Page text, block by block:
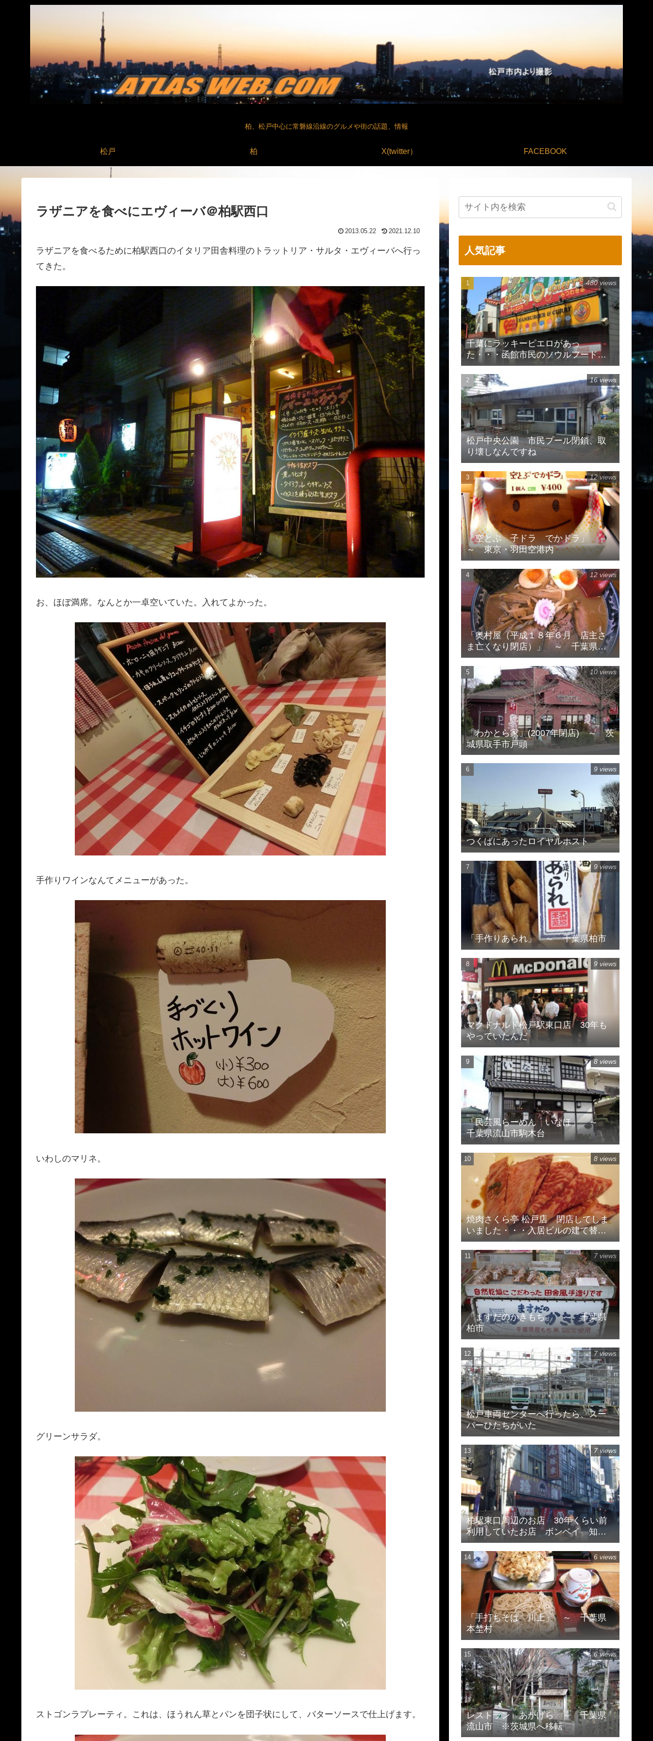
柏、松戸中心に常磐線沿線のグルメや街の話題、情報
松戸 柏 X(twitter） FACEBOOK
ラザニアを食べにエヴィーバ＠柏駅西口
2013.05.22 2021.12.10
ラザニアを食べるために柏駅西口のイタリア田舎料理のトラットリア・サルタ・エヴィーバへ行っ
てきた。
お、ほぼ満席。なんとか一卓空いていた。入れてよかった。
手作りワインなんてメニューがあった。
いわしのマリネ。
グリーンサラダ。
ストゴンラプレーティ。これは、ほうれん草とパンを団子状にして、バターソースで仕上げます。
人気記事
千葉にラッキーピエロがあっ
た・・・函館市民のソウルフードで
有名
480 views
松戸中央公園 市民プール閉鎖、取
り壊しなんですね
16 views
「空とぶ 子ドラ でかドラ」
～ 東京・羽田空港内
12 views
「奥村屋（平成１８年６月 店主さ
ま亡くなり閉店）」 ～ 千葉県柏
市豊住
12 views
「わかとら家」(2007年閉店) ～ 茨
城県取手市戸頭
10 views
つくばにあったロイヤルホスト
9 views
「手作りあられ」 ～ 千葉県柏市
9 views
マクドナルド松戸駅東口店 30年も
やっていたんだ
9 views
「民芸風らーめん いなほ」 ～
千葉県流山市駒木台
8 views
焼肉さくら亭 松戸店 閉店してしま
いました・・・入居ビルの建て替え
のため
8 views
「ますだのかきもち」 ～ 千葉県
柏市
7 views
松戸車両センターへ行ったら、スー
パーひたちがいた
7 views
柏駅東口周辺のお店 30年くらい前
利用していたお店 ボンベイ 知味
斎 珍来
7 views
「手打ちそば 川上」 ～ 千葉県
本埜村
6 views
レストラン あかげら ～ 千葉県
流山市 ※茨城県へ移転
6 views